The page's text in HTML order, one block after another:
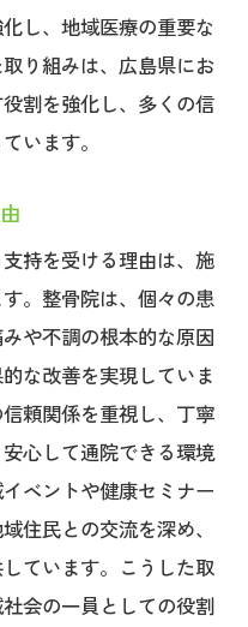
し、地域医療の重要な
り組みは、広島県にお
割を強化し、多くの信
います。
持を受ける理由は、施
。整骨院は、個々の患
や不調の根本的な原因
な改善を実現していま
頼関係を重視し、丁寧
心して通院できる環境
ベントや健康セミナー
住民との交流を深め、
ています。こうした取
会の一員としての役割